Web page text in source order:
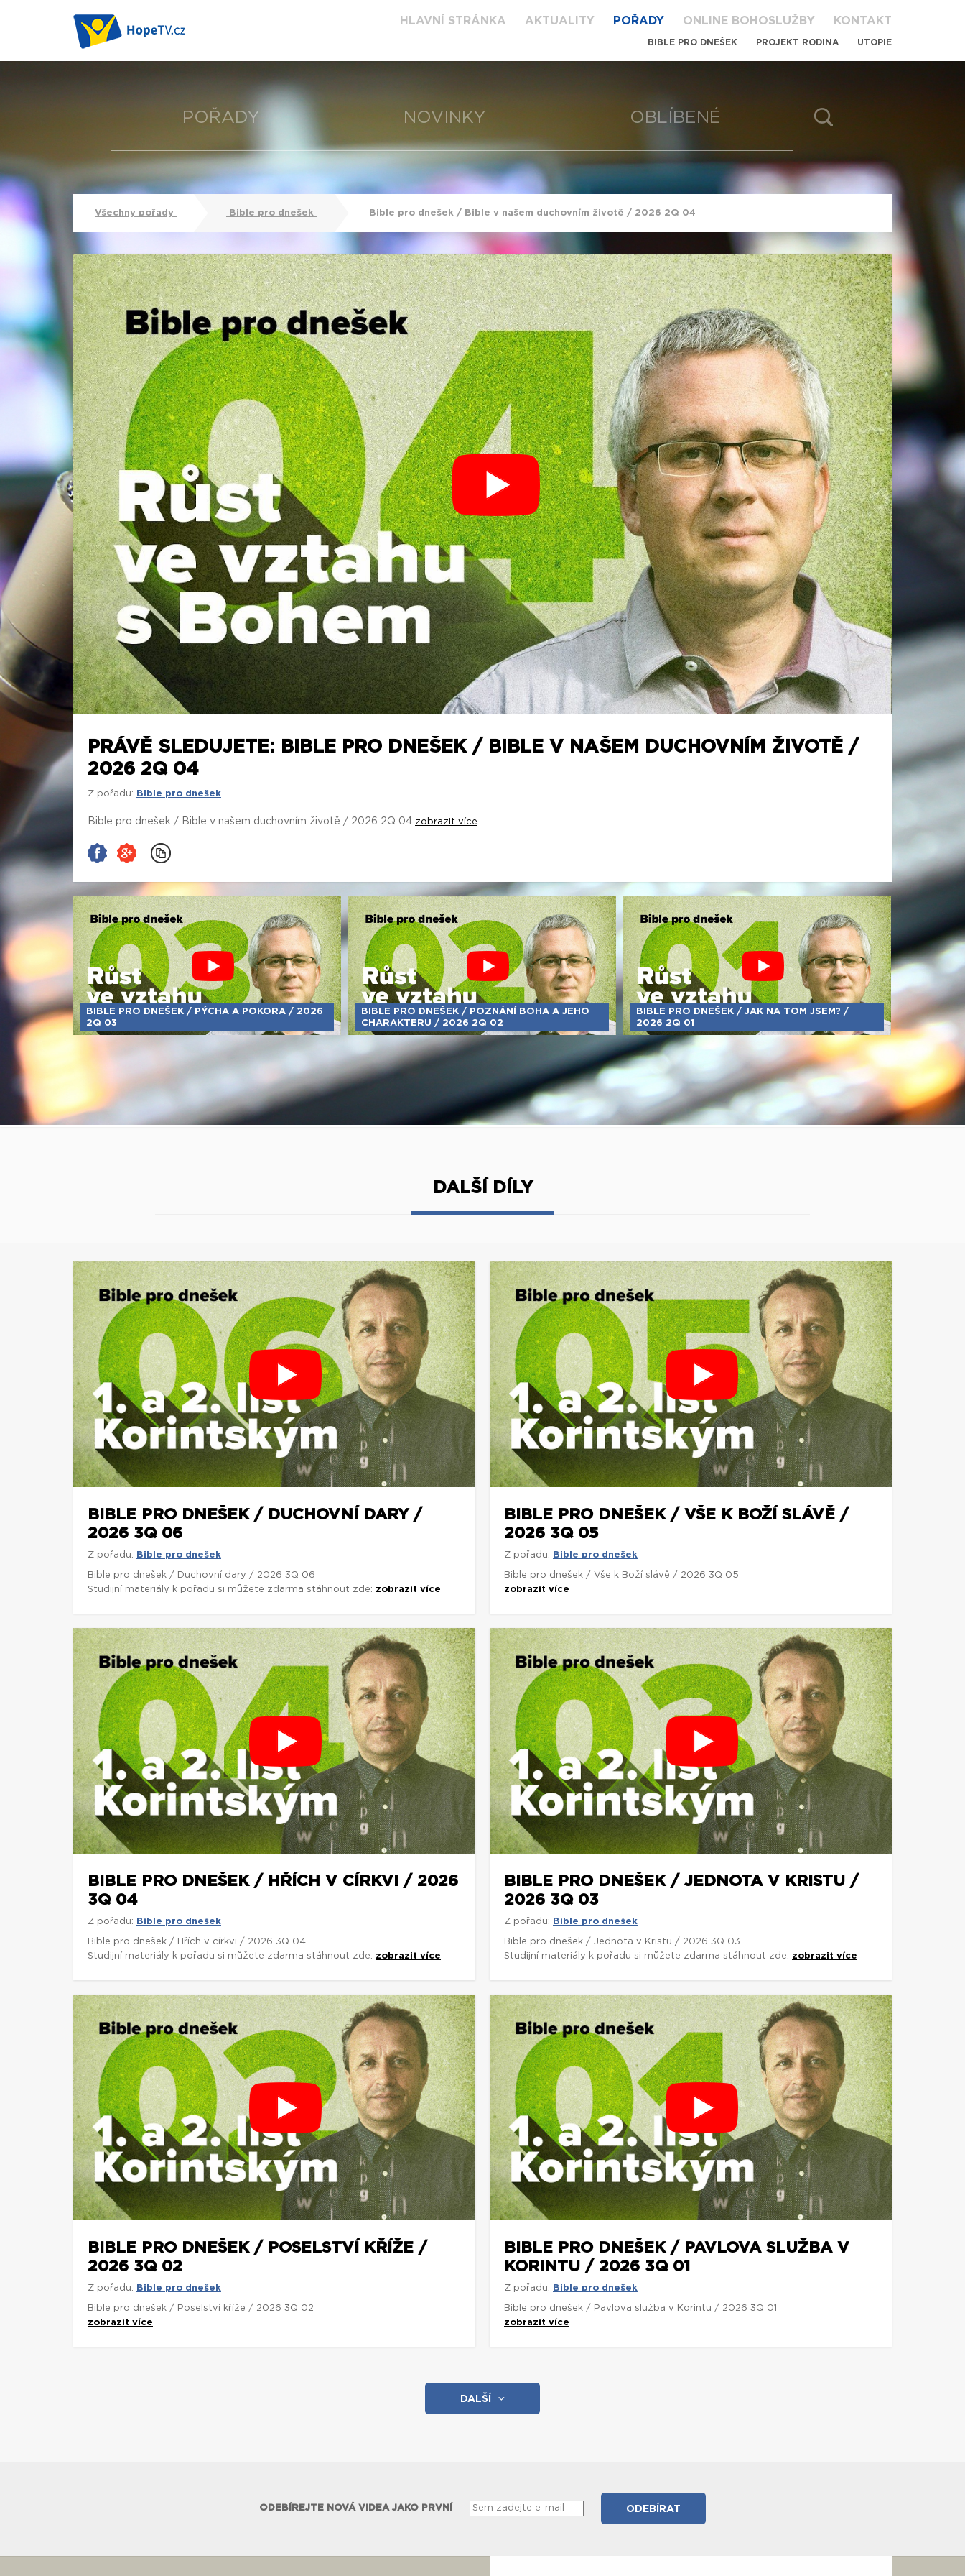
HLAVNÍ STRÁNKA AKTUALITY POŘADY ONLINE BOHOSLUŽBY KONTAKT
BIBLE PRO DNEŠEK PROJEKT RODINA UTOPIE
POŘADY NOVINKY OBLÍBENÉ
Všechny pořady Bible pro dnešek Bible pro dnešek / Bible v našem duchovním životě / 2026 2Q 04
PRÁVĚ SLEDUJETE: BIBLE PRO DNEŠEK / BIBLE V NAŠEM DUCHOVNÍM ŽIVOTĚ /
2026 2Q 04
Z pořadu: Bible pro dnešek
Bible pro dnešek / Bible v našem duchovním životě / 2026 2Q 04 zobrazit více
BIBLE PRO DNEŠEK / PÝCHA A POKORA / 2026
2Q 03
BIBLE PRO DNEŠEK / POZNÁNÍ BOHA A JEHO
CHARAKTERU / 2026 2Q 02
BIBLE PRO DNEŠEK / JAK NA TOM JSEM? /
2026 2Q 01
DALŠÍ DÍLY
BIBLE PRO DNEŠEK / DUCHOVNÍ DARY /
2026 3Q 06
Z pořadu: Bible pro dnešek
Bible pro dnešek / Duchovní dary / 2026 3Q 06
Studijní materiály k pořadu si můžete zdarma stáhnout zde: zobrazit více
BIBLE PRO DNEŠEK / VŠE K BOŽÍ SLÁVĚ /
2026 3Q 05
Z pořadu: Bible pro dnešek
Bible pro dnešek / Vše k Boží slávě / 2026 3Q 05
zobrazit více
BIBLE PRO DNEŠEK / HŘÍCH V CÍRKVI / 2026
3Q 04
Z pořadu: Bible pro dnešek
Bible pro dnešek / Hřích v církvi / 2026 3Q 04
Studijní materiály k pořadu si můžete zdarma stáhnout zde: zobrazit více
BIBLE PRO DNEŠEK / JEDNOTA V KRISTU /
2026 3Q 03
Z pořadu: Bible pro dnešek
Bible pro dnešek / Jednota v Kristu / 2026 3Q 03
Studijní materiály k pořadu si můžete zdarma stáhnout zde: zobrazit více
BIBLE PRO DNEŠEK / POSELSTVÍ KŘÍŽE /
2026 3Q 02
Z pořadu: Bible pro dnešek
Bible pro dnešek / Poselství kříže / 2026 3Q 02
zobrazit více
BIBLE PRO DNEŠEK / PAVLOVA SLUŽBA V
KORINTU / 2026 3Q 01
Z pořadu: Bible pro dnešek
Bible pro dnešek / Pavlova služba v Korintu / 2026 3Q 01
zobrazit více
DALŠÍ
ODEBÍREJTE NOVÁ VIDEA JAKO PRVNÍ